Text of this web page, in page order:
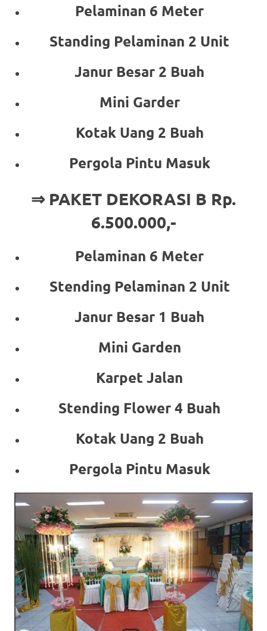
Pelaminan 6 Meter
Standing Pelaminan 2 Unit
Janur Besar 2 Buah
Mini Garder
Kotak Uang 2 Buah
Pergola Pintu Masuk
⇒ PAKET DEKORASI B Rp.
6.500.000,-
Pelaminan 6 Meter
Stending Pelaminan 2 Unit
Janur Besar 1 Buah
Mini Garden
Karpet Jalan
Stending Flower 4 Buah
Kotak Uang 2 Buah
Pergola Pintu Masuk